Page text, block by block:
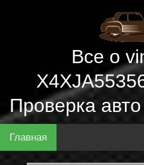
Все о
Проверка
Главная